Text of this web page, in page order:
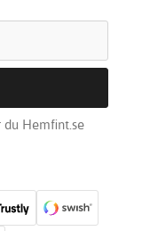
Hemfint.se